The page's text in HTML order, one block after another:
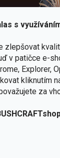
s
v patičce e-
Explorer,
kliknutím
za